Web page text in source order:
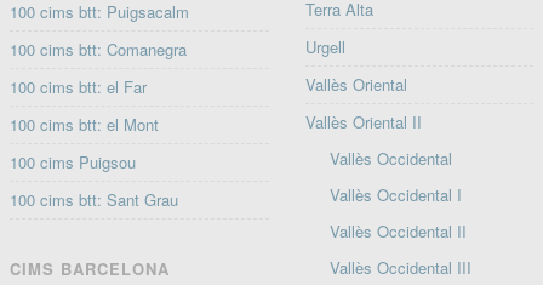
100 cims btt: Puigsacalm
100 cims btt: Comanegra
100 cims btt: el Far
100 cims btt: el Mont
100 cims Puigsou
100 cims btt: Sant Grau
CIMS BARCELONA
Terra Alta
Urgell
Vallès Oriental
Vallès Oriental II
Vallès Occidental
Vallès Occidental I
Vallès Occidental II
Vallès Occidental III